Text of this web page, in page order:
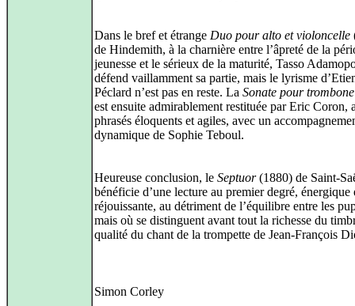
Dans le bref et étrange Duo pour alto et violoncelle
de Hindemith, à la charnière entre l’âpreté de la
jeunesse et le sérieux de la maturité, Tasso
défend vaillamment sa partie, mais le lyrisme
Péclard n’est pas en reste. La Sonate pour trombone
est ensuite admirablement restituée par Eric Coron,
phrasés éloquents et agiles, avec un
dynamique de Sophie Teboul.
Heureuse conclusion, le Septuor(1880) de Saint-
bénéficie d’une lecture au premier degré, énergique
réjouissante, au détriment de l’équilibre entre les
mais où se distinguent avant tout la richesse du
qualité du chant de la trompette de Jean-François
Simon Corley